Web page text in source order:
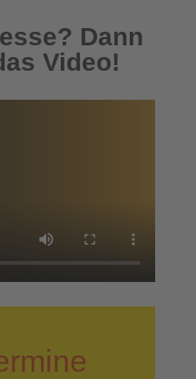
Dann
Video!